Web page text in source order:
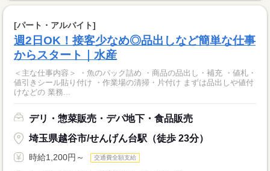
[パート・アルバイト]
週2日OK！接客少なめ◎品出しなど簡単な仕事
からスタート｜水産
＜主な仕事内容＞ ・魚のパック詰め ・商品の品出し・補充 ・値札・
値引きシール貼り付け ・作業場の清掃・片付け まずは品出しや値付
けなどの 業務...
デリ・惣菜販売・デパ地下・食品販売
埼玉県越谷市/せんげん台駅（徒歩 23分）
時給1,200円～ 交通費全額支給